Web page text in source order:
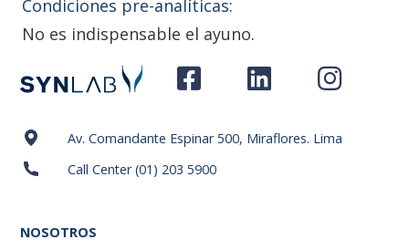
Condiciones pre-analíticas:
No es indispensable el ayuno.
Av. Comandante Espinar 500, Miraflores. Lima
Call Center (01) 203 5900
NOSOTROS